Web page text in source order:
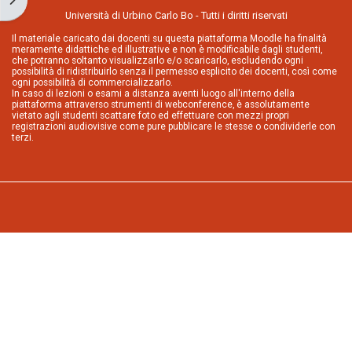
Università di Urbino Carlo Bo - Tutti i diritti riservati
Il materiale caricato dai docenti su questa piattaforma Moodle ha finalità
meramente didattiche ed illustrative e non è modificabile dagli studenti,
che potranno soltanto visualizzarlo e/o scaricarlo, escludendo ogni
possibilità di ridistribuirlo senza il permesso esplicito dei docenti, così come
ogni possibilità di commercializzarlo.
In caso di lezioni o esami a distanza aventi luogo all'interno della
piattaforma attraverso strumenti di webconference, è assolutamente
vietato agli studenti scattare foto ed effettuare con mezzi propri
registrazioni audiovisive come pure pubblicare le stesse o condividerle con
terzi.